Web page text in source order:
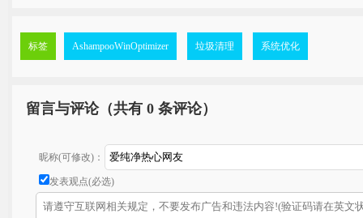
标签 AshampooWinOptimizer 垃圾清理 系统优化
留言与评论（共有 0 条评论）
昵称(可修改)：
发表观点(必选)